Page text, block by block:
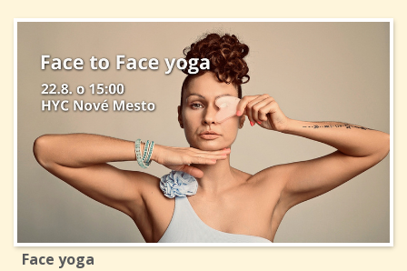
Face yoga